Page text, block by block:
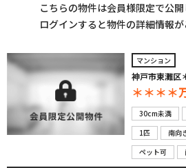
こちらの物件は会員様限定で公開
ログインすると物件の詳細情報が
マンション
神戸市東灘区
＊＊＊＊
30cm未満
1匹
南向
ペット可